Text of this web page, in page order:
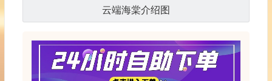
云端海棠介绍图